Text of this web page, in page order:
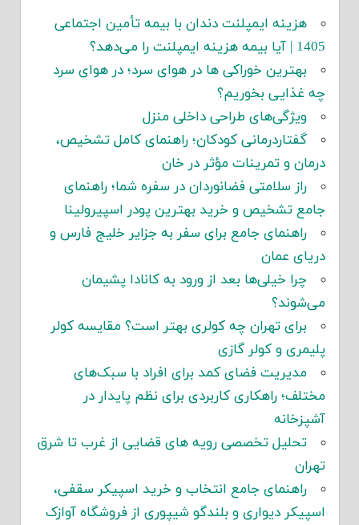
هزینه ایمپلنت دندان با بیمه تأمین اجتماعی
1405 | آیا بیمه هزینه ایمپلنت را می‌دهد؟
بهترین خوراکی ها در هوای سرد؛ در هوای سرد
چه غذایی بخوریم؟
ویژگی‌های طراحی داخلی منزل
گفتاردرمانی کودکان؛ راهنمای کامل تشخیص،
درمان و تمرینات مؤثر در خان
راز سلامتی فضانوردان در سفره شما؛ راهنمای
جامع تشخیص و خرید بهترین پودر اسپیرولینا
راهنمای جامع برای سفر به جزایر خلیج فارس و
دریای عمان
چرا خیلی‌ها بعد از ورود به کانادا پشیمان
می‌شوند؟
برای تهران چه کولری بهتر است؟ مقایسه کولر
پلیمری و کولر گازی
مدیریت فضای کمد برای افراد با سبک‌های
مختلف؛ راهکاری کاربردی برای نظم پایدار در
آشپزخانه
تحلیل تخصصی رویه های قضایی از غرب تا شرق
تهران
راهنمای جامع انتخاب و خرید اسپیکر سقفی،
اسپیکر دیواری و بلندگو شیپوری از فروشگاه آوازک